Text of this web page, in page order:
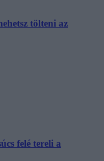
tölteni az
felé tereli a